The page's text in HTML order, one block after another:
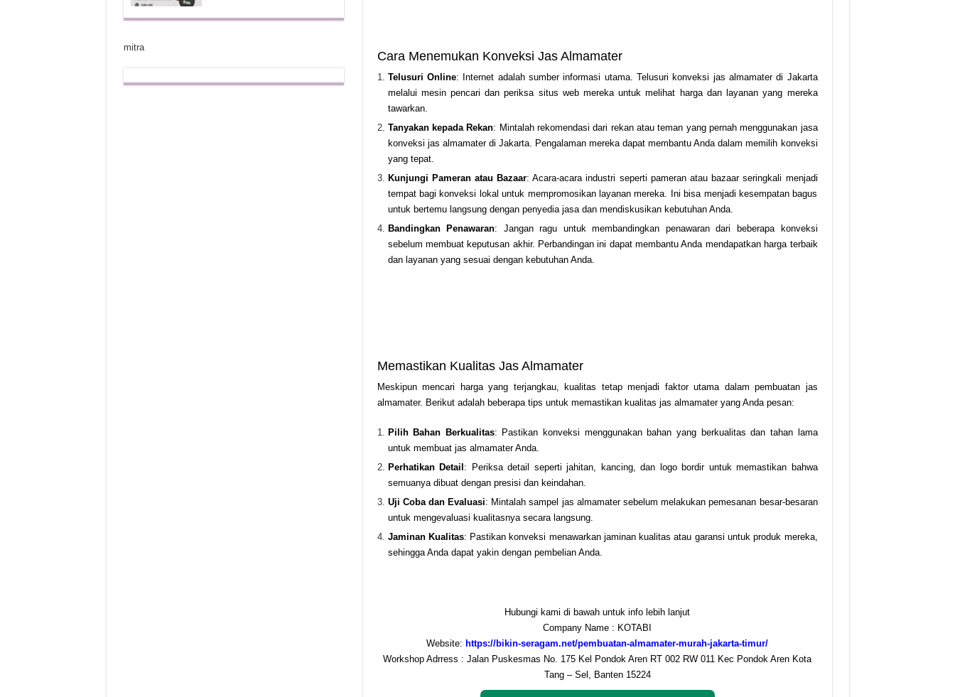
Cara Menemukan Konveksi Jas Almamater
Telusuri Online: Internet adalah sumber informasi utama. Telusuri konveksi jas almamater di Jakarta
melalui mesin pencari dan periksa situs web mereka untuk melihat harga dan layanan yang mereka
tawarkan.
Tanyakan kepada Rekan: Mintalah rekomendasi dari rekan atau teman yang pernah menggunakan jasa
konveksi jas almamater di Jakarta. Pengalaman mereka dapat membantu Anda dalam memilih konveksi
yang tepat.
Kunjungi Pameran atau Bazaar: Acara-acara industri seperti pameran atau bazaar seringkali menjadi
tempat bagi konveksi lokal untuk mempromosikan layanan mereka. Ini bisa menjadi kesempatan bagus
untuk bertemu langsung dengan penyedia jasa dan mendiskusikan kebutuhan Anda.
Bandingkan Penawaran: Jangan ragu untuk membandingkan penawaran dari beberapa konveksi
sebelum membuat keputusan akhir. Perbandingan ini dapat membantu Anda mendapatkan harga terbaik
dan layanan yang sesuai dengan kebutuhan Anda.
Memastikan Kualitas Jas Almamater
Meskipun mencari harga yang terjangkau, kualitas tetap menjadi faktor utama dalam pembuatan jas
almamater. Berikut adalah beberapa tips untuk memastikan kualitas jas almamater yang Anda pesan:
Pilih Bahan Berkualitas: Pastikan konveksi menggunakan bahan yang berkualitas dan tahan lama
untuk membuat jas almamater Anda.
Perhatikan Detail: Periksa detail seperti jahitan, kancing, dan logo bordir untuk memastikan bahwa
semuanya dibuat dengan presisi dan keindahan.
Uji Coba dan Evaluasi: Mintalah sampel jas almamater sebelum melakukan pemesanan besar-besaran
untuk mengevaluasi kualitasnya secara langsung.
Jaminan Kualitas: Pastikan konveksi menawarkan jaminan kualitas atau garansi untuk produk mereka,
sehingga Anda dapat yakin dengan pembelian Anda.
Hubungi kami di bawah untuk info lebih lanjut
Company Name : KOTABI
Website: https://bikin-seragam.net/pembuatan-almamater-murah-jakarta-timur/
Workshop Adrress : Jalan Puskesmas No. 175 Kel Pondok Aren RT 002 RW 011 Kec Pondok Aren Kota
Tang – Sel, Banten 15224
mitra